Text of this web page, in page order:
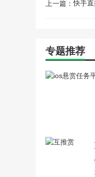
上一篇： 快手
专题推荐